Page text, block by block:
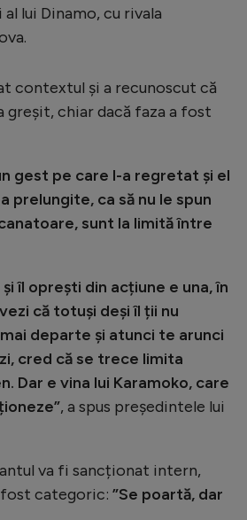
lui Dinamo, cu rivala
contextul și a recunoscut că
greșit, chiar dacă faza a fost
gest pe care l-a regretat și el
prelungite, ca să nu le spun
sunt la limită între
îl oprești din acțiune e una, în
că totuși deși îl ții nu
departe și atunci te arunci
cred că se trece limita
Dar e vina lui Karamoko, care
, a spus președintele lui
va fi sancționat intern,
categoric: ”Se poartă, dar